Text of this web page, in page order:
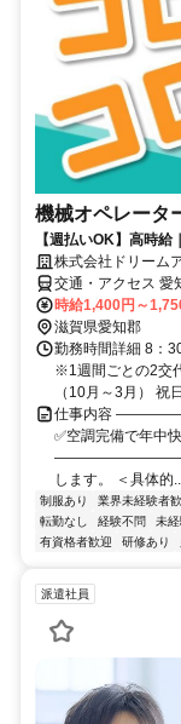
機械オペレータ
【週払いOK】高時
株式会社ドリーム
交通・アクセス 愛
時給1,400円～
滋賀県愛知郡
勤務時間詳細 8：
※1週間ごとの2交
（10月～3月） 祝
仕事内容
✅空調完備で年中
します。 ＜具体的
制服あり 業界未経験者
転勤なし
経験不問 未
有資格者歓迎
研修あり
派遣社員